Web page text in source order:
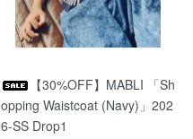
【30%OFF】MABLI 「Sh
opping Waistcoat (Navy)」202
6-SS Drop1